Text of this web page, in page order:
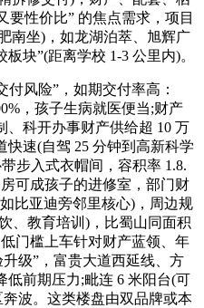
要性价比” 的焦点需求，项目
南坐)，如龙湖泊萃、旭辉广
块”(距离学校 1-3 公里内)。
风险”，如期交付率高：
，孩子生病就医便当;财产
、科开办事财产供给超 10 万
速(自驾 25 分钟到高新科学
步入式衣帽间，容积率 1.8.
可成孩子的进修室，部门财
比亚迪旁邻里核心)，周边规
、教育培训)，比蜀山同面积
门槛上车针对财产蓝领、年
级”，富贵大道西延线、方
低前期压力;毗连 6 米阳台(可
波。这类楼盘由双品牌或本